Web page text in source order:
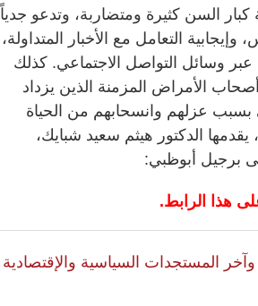
السن كثيرة ومتضاربة، وتدعو جدياً
التعامل مع الأخبار المتداولة،
وسائل التواصل الاجتماعي. كذلك
الأمراض المزمنة الذين يزداد
عزلهم وانسحابهم من الحياة
لدعمهم نفسياً، يقدمها الدكتور هيثم سعيد شبايك،
برجيل أبوظبي:
هذا الرابط.
وآخر المستجدات السياسية والإقتصادية